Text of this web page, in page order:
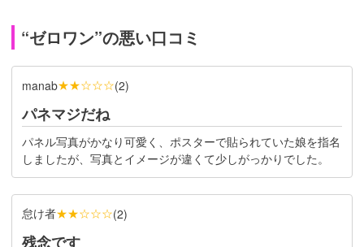
“ゼロワン”の悪い口コミ
manab★★☆☆☆(2)
パネマジだね
パネル写真がかなり可愛く、ポスターで貼られていた娘を指名
しましたが、写真とイメージが違くて少しがっかりでした。
怠け者★★☆☆☆(2)
残念です